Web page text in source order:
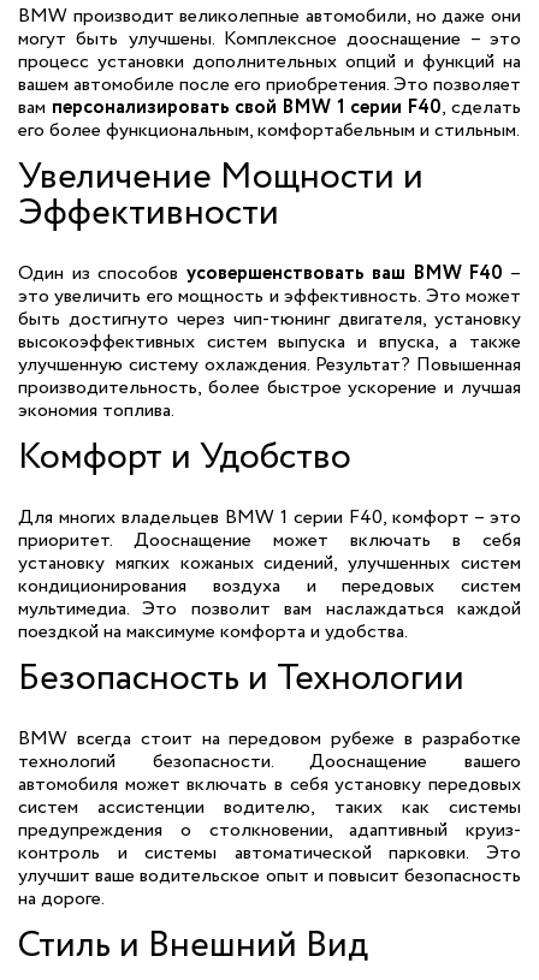
BMW производит великолепные автомобили, но даже они
могут быть улучшены. Комплексное дооснащение – это
процесс установки дополнительных опций и функций на
вашем автомобиле после его приобретения. Это позволяет
вам персонализировать свой BMW 1 серии F40, сделать
его более функциональным, комфортабельным и стильным.
Увеличение Мощности и
Эффективности
Один из способовусовершенствовать ваш BMW F40 –
это увеличить его мощность и эффективность. Это может
быть достигнуто через чип-тюнинг двигателя, установку
высокоэффективных систем выпуска и впуска, а также
улучшенную систему охлаждения. Результат? Повышенная
производительность, более быстрое ускорение и лучшая
экономия топлива.
Комфорт и Удобство
Для многих владельцев BMW 1 серии F40, комфорт – это
приоритет. Дооснащение может включать в себя
установку мягких кожаных сидений, улучшенных систем
кондиционирования воздуха и передовых систем
мультимедиа. Это позволит вам наслаждаться каждой
поездкой на максимуме комфорта и удобства.
Безопасность и Технологии
BMW всегда стоит на передовом рубеже в разработке
технологий безопасности. Дооснащение вашего
автомобиля может включать в себя установку передовых
систем ассистенции водителю, таких как системы
предупреждения о столкновении, адаптивный круиз-
контроль и системы автоматической парковки. Это
улучшит ваше водительское опыт и повысит безопасность
на дороге.
Стиль и Внешний Вид